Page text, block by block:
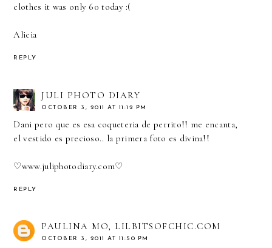
clothes it was only 60 today :(
Alicia
REPLY
JULI PHOTO DIARY
OCTOBER 3, 2011 AT 11:12 PM
Dani pero que es esa coqueteria de perrito!! me encanta,
el vestido es precioso.. la primera foto es divina!!
♡www.juliphotodiary.com♡
REPLY
PAULINA MO, LILBITSOFCHIC.COM
OCTOBER 3, 2011 AT 11:50 PM